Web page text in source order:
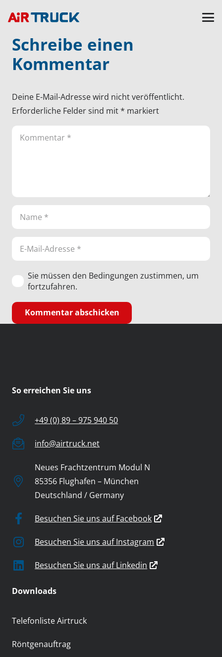
Schreibe einen
Kommentar
Deine E-Mail-Adresse wird nicht veröffentlicht.
Erforderliche Felder sind mit* markiert
Sie müssen den Bedingungen zustimmen, um
fortzufahren.
Kommentar abschicken
So erreichen Sie uns
+49 (0) 89 – 975 940 50
info@airtruck.net
Neues Frachtzentrum Modul N
85356 Flughafen – München
Deutschland / Germany
Besuchen Sie uns auf Facebook
Besuchen Sie uns auf Instagram
Besuchen Sie uns auf Linkedin
Downloads
Telefonliste Airtruck
Röntgenauftrag